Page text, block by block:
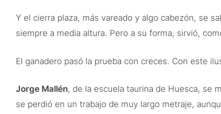
Y el cierra plaza, más vareado y algo cabezón, se
siempre a media altura. Pero a su forma, sirvió,
El ganadero pasó la prueba con creces. Con este
Jorge Mallén, de la escuela taurina de Huesca, se
se perdió en un trabajo de muy largo metraje,